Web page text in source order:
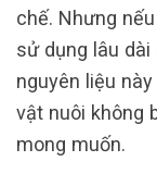
chế. Nhưng
sử dụng lâu
nguyên liệu
vật nuôi không
mong muốn.